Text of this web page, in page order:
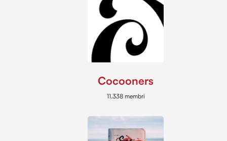
Cocooners
11.338 membri